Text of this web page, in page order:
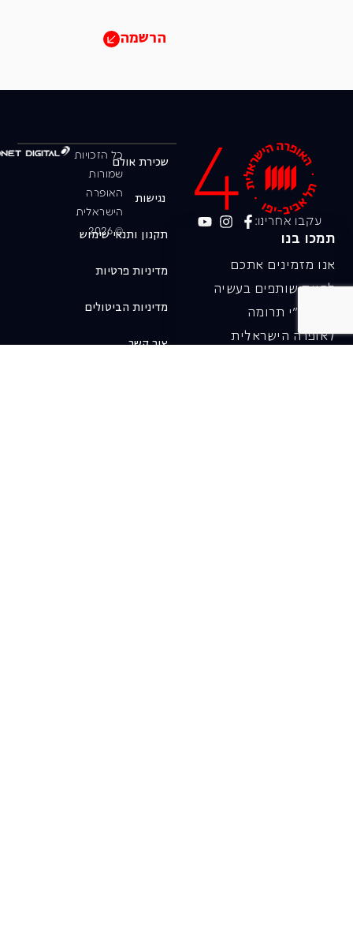
הרשמה
עקבו אחרינו:
תמכו בנו
אנו מזמינים אתכם
להיות שותפים בעשיה
שלנו ע"י תרומה
לאופרה הישראלית
כל הזכויות
שמורות
האופרה
הישראלית
© 2026
שכירת אולם
נגישות
תקנון ותנאי שימוש
מדיניות פרטיות
מדיניות הביטולים
צור קשר